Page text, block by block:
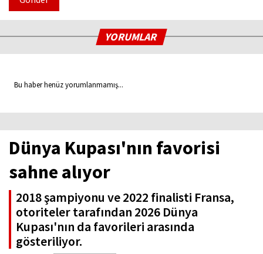
YORUMLAR
Bu haber henüz yorumlanmamış...
Dünya Kupası'nın favorisi
sahne alıyor
2018 şampiyonu ve 2022 finalisti Fransa,
otoriteler tarafından 2026 Dünya
Kupası'nın da favorileri arasında
gösteriliyor.